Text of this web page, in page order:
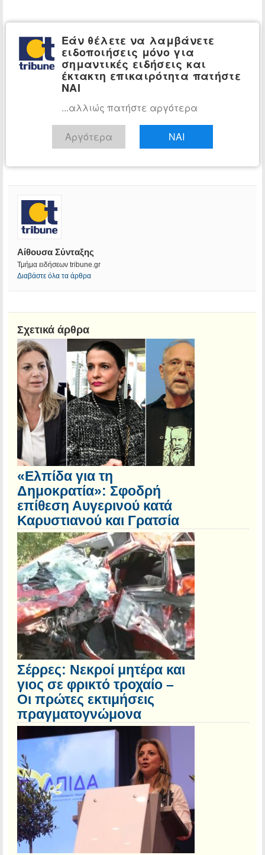
Αίθουσα Σύνταξης
Τμήμα ειδήσεων tribune.gr
Διαβάστε όλα τα άρθρα
Σχετικά άρθρα
«Ελπίδα για τη
Δημοκρατία»: Σφοδρή
επίθεση Αυγερινού κατά
Καρυστιανού και Γρατσία
Σέρρες: Νεκροί μητέρα και
γιος σε φρικτό τροχαίο –
Οι πρώτες εκτιμήσεις
πραγματογνώμονα
Εάν θέλετε να λαμβάνετε
ειδοποιήσεις μόνο για
σημαντικές ειδήσεις και
έκτακτη επικαιρότητα πατήστε
ΝΑΙ
...αλλιώς πατήστε αργότερα
Αργότερα ΝΑΙ